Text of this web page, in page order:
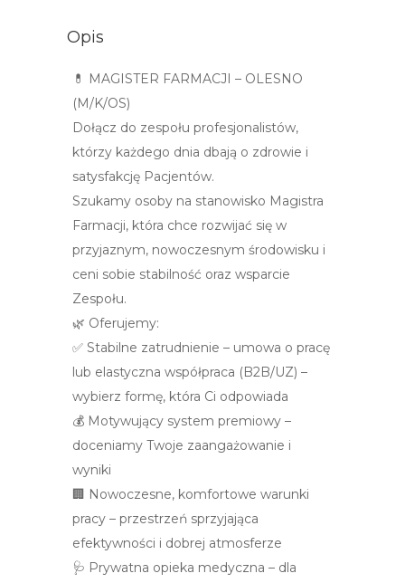
Opis
💊 MAGISTER FARMACJI – OLESNO
(M/K/OS)
Dołącz do zespołu profesjonalistów,
którzy każdego dnia dbają o zdrowie i
satysfakcję Pacjentów.
Szukamy osoby na stanowisko Magistra
Farmacji, która chce rozwijać się w
przyjaznym, nowoczesnym środowisku i
ceni sobie stabilność oraz wsparcie
Zespołu.
🌿 Oferujemy:
✅ Stabilne zatrudnienie – umowa o pracę
lub elastyczna współpraca (B2B/UZ) –
wybierz formę, która Ci odpowiada
💰 Motywujący system premiowy –
doceniamy Twoje zaangażowanie i
wyniki
🏢 Nowoczesne, komfortowe warunki
pracy – przestrzeń sprzyjająca
efektywności i dobrej atmosferze
🩺 Prywatna opieka medyczna – dla